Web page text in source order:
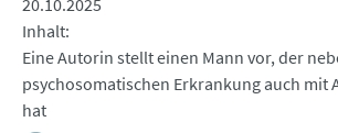
20.10.2025
Inhalt
Eine Autorin stellt einen Mann vor, der
psychosomatischen Erkrankung auch mit
hat